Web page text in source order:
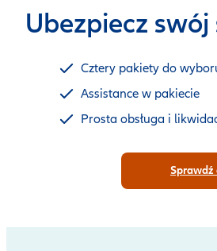
Ubezpiecz
Cztery pakiety do
Assistance w pakiecie
Prosta obsługa i
Sprawdź